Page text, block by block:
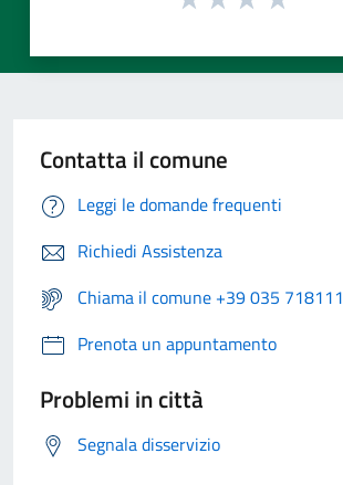
Contatta il comune
Leggi le domande frequenti
Richiedi Assistenza
Chiama il comune +39 035 718111
Prenota un appuntamento
Problemi in città
Segnala disservizio